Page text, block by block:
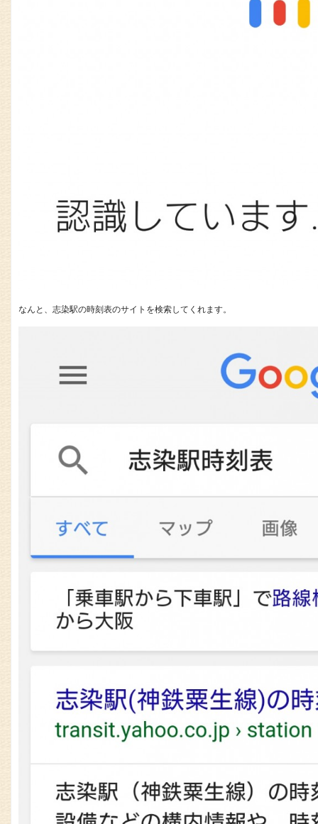
なんと、志染駅の時刻表のサイトを検索してくれます。